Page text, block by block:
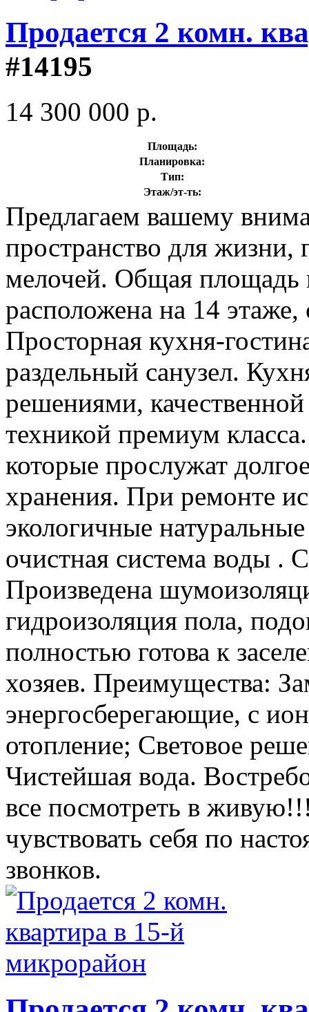
Продается 2 комн.
#14195
14 300 000 р.
Площадь:
Планировка:
Тип:
Этаж/эт-ть:
Предлагаем вашему
пространство для жизни,
мелочей. Общая площадь
расположена на 14
Просторная кухня-
раздельный санузел.
решениями,
техникой премиум
которые прослужат
хранения. При ремонте
экологичные
очистная система воды .
Произведена
гидроизоляция пола,
полностью готова к
хозяев. Преимущества:
энергосберегающие, с
отопление; Световое
Чистейшая вода.
все посмотреть в
чувствовать себя по
звонков.